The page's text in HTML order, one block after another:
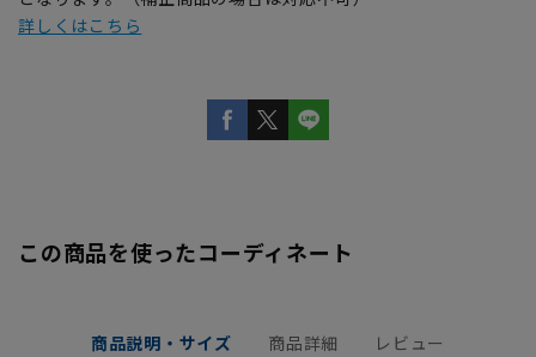
詳しくはこちら
この商品を使ったコーディネート
商品説明・サイズ 商品詳細 レビュー